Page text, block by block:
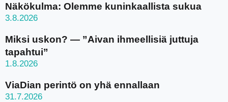
Näkökulma: Olemme kuninkaallista sukua
3.8.2026
Miksi uskon? — ”Aivan ihmeellisiä juttuja
tapahtui”
1.8.2026
ViaDian perintö on yhä ennallaan
31.7.2026